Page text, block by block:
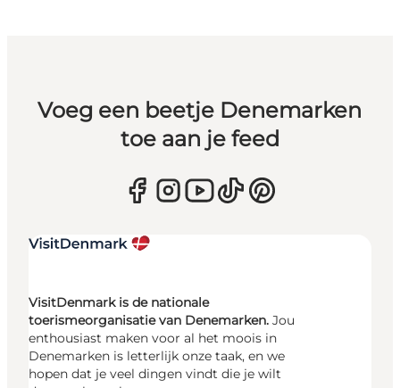
Voeg een beetje Denemarken
toe aan je feed
VisitDenmark is de nationale
toerismeorganisatie van Denemarken. Jou
enthousiast maken voor al het moois in
Denemarken is letterlijk onze taak, en we
hopen dat je veel dingen vindt die je wilt